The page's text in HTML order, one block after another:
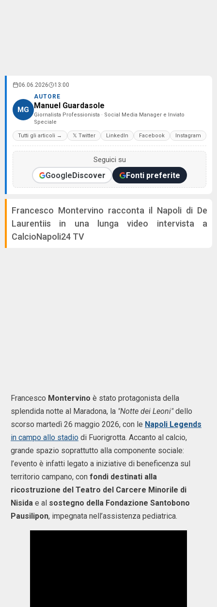
06.06.2026 13:00
MG
AUTORE
Manuel Guardasole
Giornalista Professionista · Social Media Manager e Inviato
Speciale
Tutti gli articoli → 𝕏 Twitter LinkedIn Facebook Instagram
Seguici su
GoogleDiscover Fonti preferite
Francesco Montervino racconta il Napoli di De
Laurentiis in una lunga video intervista a
CalcioNapoli24 TV
Francesco Montervino è stato protagonista della
splendida notte al Maradona, la "Notte dei Leoni"dello
scorso martedì 26 maggio 2026, con le Napoli Legends
in campo allo stadio di Fuorigrotta. Accanto al calcio,
grande spazio soprattutto alla componente sociale:
l’evento è infatti legato a iniziative di beneficenza sul
territorio campano, con fondi destinati alla
ricostruzione del Teatro del Carcere Minorile di
Nisida e al sostegno della Fondazione Santobono
Pausilipon, impegnata nell’assistenza pediatrica.